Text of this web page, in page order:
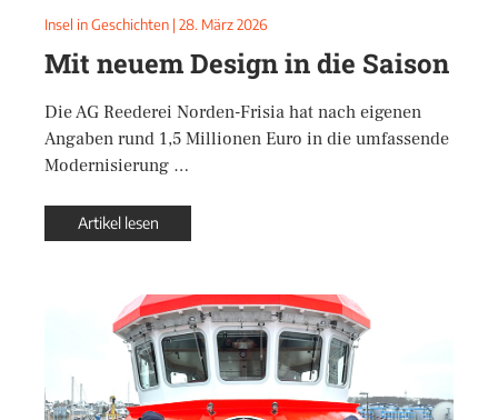
Insel in Geschichten | 28. März 2026
Mit neuem Design in die Saison
Die AG Reederei Norden-Frisia hat nach eigenen
Angaben rund 1,5 Millionen Euro in die umfassende
Modernisierung …
Artikel lesen